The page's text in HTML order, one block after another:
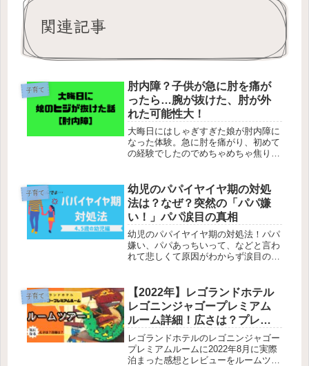
関連記事
子育て
肘内障？子供が急に肘を痛が
ったら…腕が抜けた、肘が外
れた可能性大！
大晦日にはしゃぎすぎた娘が肘内障に
なった体験。急に肘を痛がり、初めて
の経験でしたのでめちゃめちゃ焦りま
あなたのお子様も同じような症状でし
たら、まずは小児科もしくは整形外科
へ相談しましょう。
子育て
幼児のパパイヤイヤ期の対処
法は？なぜ？突然の「パパ嫌
い！」パパ涙目の真相
幼児のパパイヤイヤ期の対処法！パパ
嫌い、パパあっちいって、などと言わ
れて悲しくて原因がわからず涙目のパ
一過性のものですが落ち込むパパもい
るでしょう。大丈夫です！その理由を
ふまえパパイヤイヤ期への効果的な対
処法を考えました。実際に我が家で効
果があったものをご紹介します。
子育て
【2022年】レゴランドホテル
レゴニンジャゴープレミアム
ルーム詳細！広さは？プレミ
アムプラスとの違いは？
レゴランドホテルのレゴニンジャゴー
プレミアムルームに2022年8月に実際
泊まった感想とレビューをルームツア